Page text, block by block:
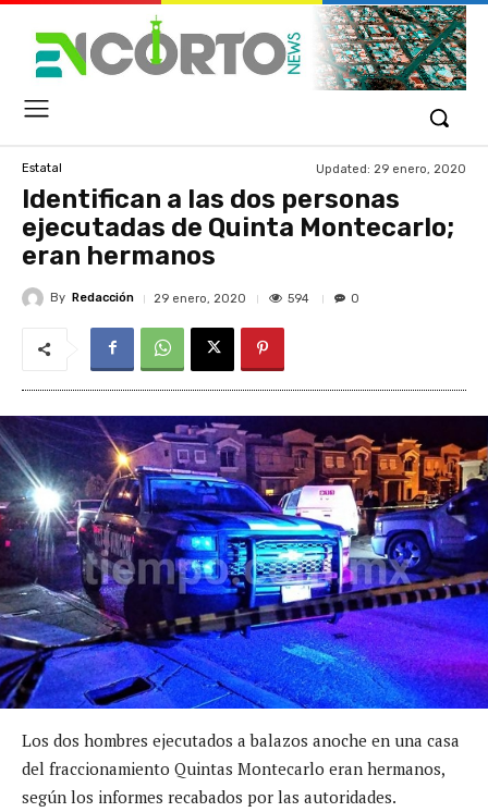
Estatal Updated: 29 enero, 2020
Identifican a las dos personas
ejecutadas de Quinta Montecarlo;
eran hermanos
By Redacción 29 enero, 2020 594 0
Los dos hombres ejecutados a balazos anoche en una casa
del fraccionamiento Quintas Montecarlo eran hermanos,
según los informes recabados por las autoridades.